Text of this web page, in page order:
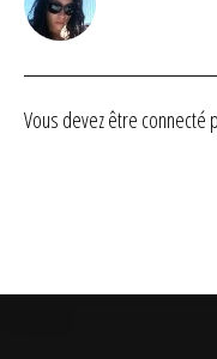
Vous devez être connecté